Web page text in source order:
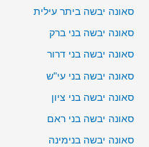
סאונה יבשה ביתר עילית
סאונה יבשה בני ברק
סאונה יבשה בני דרור
סאונה יבשה בני עי"ש
סאונה יבשה בני ציון
סאונה יבשה בני ראם
סאונה יבשה בנימינה